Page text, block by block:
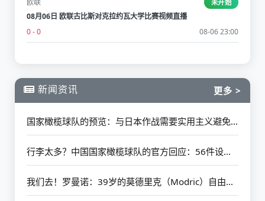
未开始
08月06日 欧联古比斯对克拉约瓦大学比赛视频直播
0 - 0
08-06 23:00
新闻资讯 更多 >
国家橄榄球队的预览：与日本作战需要实用主义避免悲剧 更多的新移民可能欢迎他们的首次亮相
行李太多？中国国家橄榄球队的官方回应：56件设备的具体情况如下
我们去！罗曼诺：39岁的莫德里克（Modric）自由加入AC米兰（AC Milan）